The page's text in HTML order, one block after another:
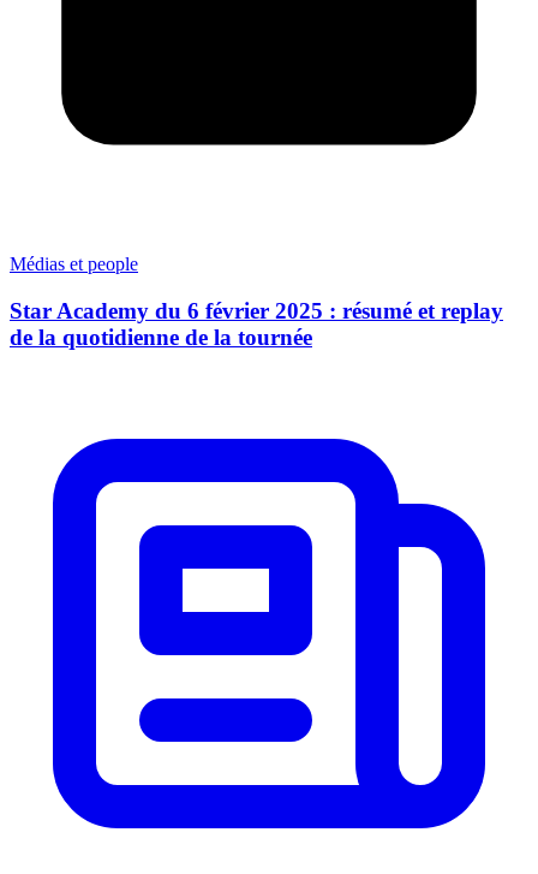
Médias et people
Star Academy du 6 février 2025 : résumé et replay
de la quotidienne de la tournée